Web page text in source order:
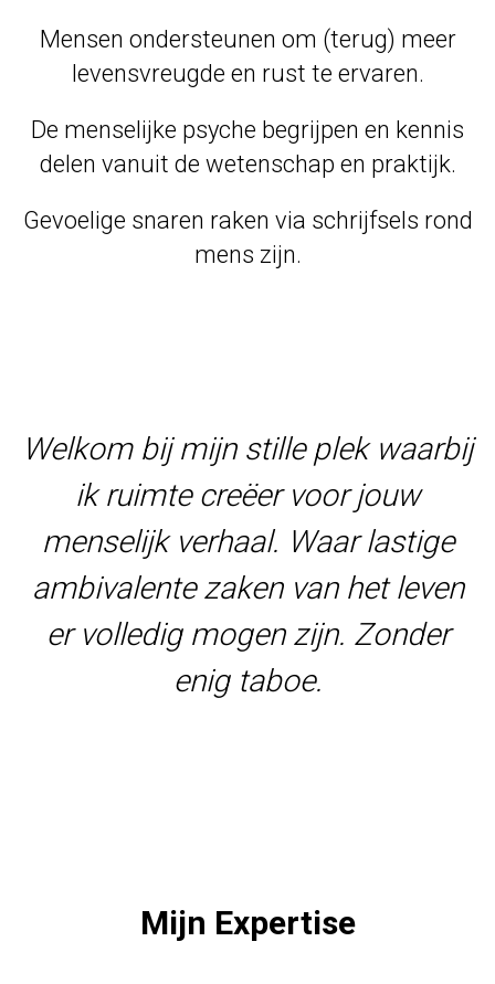
Mensen ondersteunen om (terug) meer
levensvreugde en rust te ervaren.
De menselijke psyche begrijpen en kennis
delen vanuit de wetenschap en praktijk.
Gevoelige snaren raken via schrijfsels rond
mens zijn.
Welkom bij mijn stille plek waarbij
ik ruimte creëer voor jouw
menselijk verhaal. Waar lastige
ambivalente zaken van het leven
er volledig mogen zijn. Zonder
enig taboe.
Mijn Expertise